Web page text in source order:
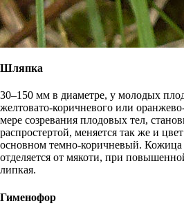
Шляпка
30–150 мм в диаметре, у молодых
желтовато-коричневого или
мере созревания плодовых тел,
распростертой, меняется так же и
основном темно-коричневый. Кожица
отделяется от мякоти, при
липкая.
Гименофор